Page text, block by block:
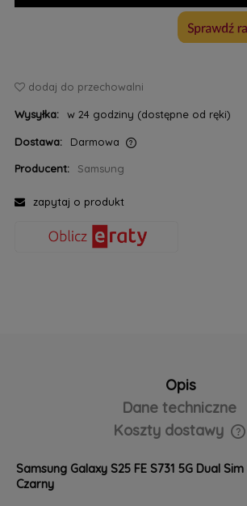
dodaj do przechowalni
Wysyłka: w 24 godziny (dostępne od ręki)
Dostawa:
Darmowa
Producent:
Samsung
zapytaj o produkt
Opis
Dane techniczne
Koszty dostawy
Cena nie zawiera ewentualnych kosztów
Samsung Galaxy S25 FE S731 5G Dual Sim
Czarny